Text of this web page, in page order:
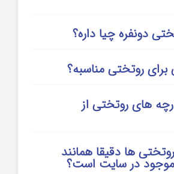
دونفره چیا داره؟
روتختی مناسبه؟
های روتختی از
ها دقیقا همانند
در سایت است؟